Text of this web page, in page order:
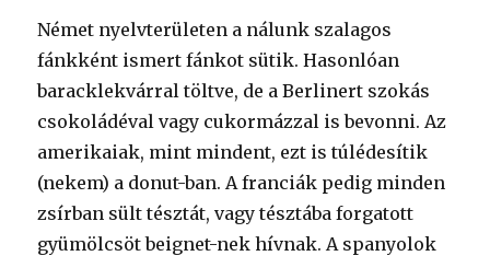
Német nyelvterületen a nálunk szalagos
fánkként ismert fánkot sütik. Hasonlóan
baracklekvárral töltve, de a Berlinert szokás
csokoládéval vagy cukormázzal is bevonni. Az
amerikaiak, mint mindent, ezt is túlédesítik
(nekem) a donut-ban. A franciák pedig minden
zsírban sült tésztát, vagy tésztába forgatott
gyümölcsöt beignet-nek hívnak. A spanyolok